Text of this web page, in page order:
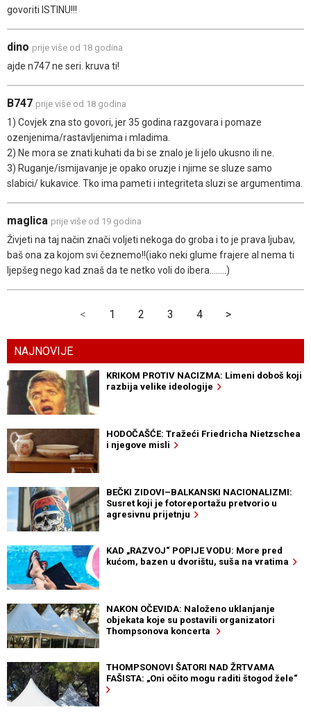
govoriti ISTINU!!!
dino prije više od 18 godina
ajde n747 ne seri. kruva ti!
B747 prije više od 18 godina
1) Covjek zna sto govori, jer 35 godina razgovara i pomaze
ozenjenima/rastavljenima i mladima.
2) Ne mora se znati kuhati da bi se znalo je li jelo ukusno ili ne.
3) Ruganje/ismijavanje je opako oruzje i njime se sluze samo
slabici/ kukavice. Tko ima pameti i integriteta sluzi se argumentima.
maglica prije više od 19 godina
Živjeti na taj način znači voljeti nekoga do groba i to je prava ljubav,
baš ona za kojom svi čeznemo!!(iako neki glume frajere al nema ti
ljepšeg nego kad znaš da te netko voli do ibera........)
< 1 2 3 4 >
NAJNOVIJE
KRIKOM PROTIV NACIZMA: Limeni doboš koji
razbija velike ideologije
HODOČAŠĆE: Tražeći Friedricha Nietzschea
i njegove misli
BEČKI ZIDOVI–BALKANSKI NACIONALIZMI:
Susret koji je fotoreportažu pretvorio u
agresivnu prijetnju
KAD „RAZVOJ“ POPIJE VODU: More pred
kućom, bazen u dvorištu, suša na vratima
NAKON OČEVIDA: Naloženo uklanjanje
objekata koje su postavili organizatori
Thompsonova koncerta
THOMPSONOVI ŠATORI NAD ŽRTVAMA
FAŠISTA: „Oni očito mogu raditi štogod žele“